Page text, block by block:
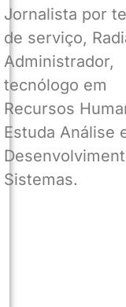
Jornalista por
de serviço,
Administrador,
tecnólogo em
Recursos
Estuda Análise
Sistemas.